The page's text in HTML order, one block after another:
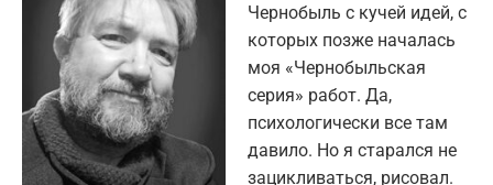
Чернобыль с кучей идей, с
которых позже началась
моя «Чернобыльская
серия» работ. Да,
психологически все там
давило. Но я старался не
зацикливаться, рисовал.